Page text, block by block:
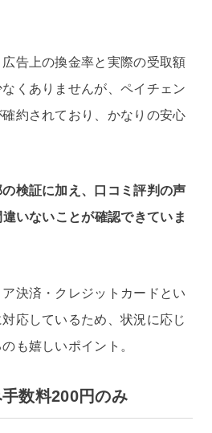
告上の換金率と実際の受取額
くありませんが、ペイチェン
約されており、かなりの安心
検証に加え、口コミ評判の声
いないことが確認できていま
決済・クレジットカードとい
応しているため、状況に応じ
も嬉しいポイント。
数料200円のみ